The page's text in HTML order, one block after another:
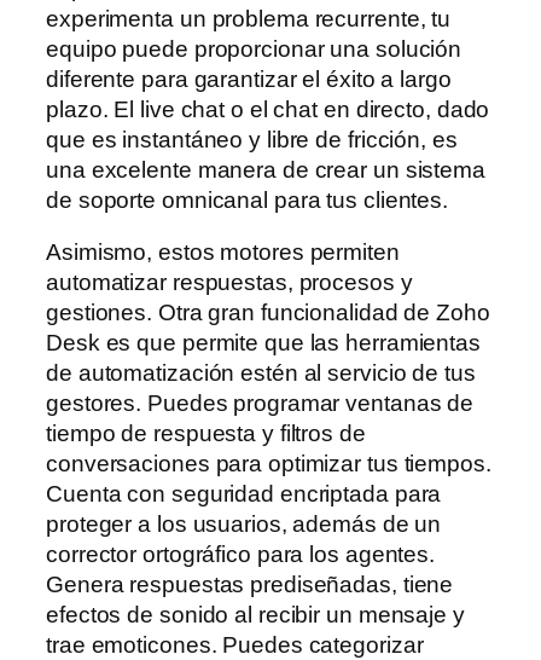
experimenta un problema recurrente, tu
equipo puede proporcionar una solución
diferente para garantizar el éxito a largo
plazo. El live chat o el chat en directo, dado
que es instantáneo y libre de fricción, es
una excelente manera de crear un sistema
de soporte omnicanal para tus clientes.
Asimismo, estos motores permiten
automatizar respuestas, procesos y
gestiones. Otra gran funcionalidad de Zoho
Desk es que permite que las herramientas
de automatización estén al servicio de tus
gestores. Puedes programar ventanas de
tiempo de respuesta y filtros de
conversaciones para optimizar tus tiempos.
Cuenta con seguridad encriptada para
proteger a los usuarios, además de un
corrector ortográfico para los agentes.
Genera respuestas prediseñadas, tiene
efectos de sonido al recibir un mensaje y
trae emoticones. Puedes categorizar